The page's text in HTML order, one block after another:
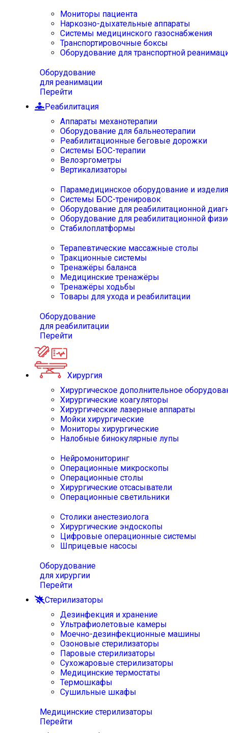
Мониторы пациента
Наркозно-дыхательные аппараты
Системы медицинского газоснабжения
Транспортировочные боксы
Оборудование для транспортной
Оборудование
для реанимации
Перейти
Реабилитация
Аппараты механотерапии
Оборудование для бальнеотерапии
Реабилитационные беговые дорожки
Системы БОС-терапии
Велоэргометры
Вертикализаторы
Парамедицинское оборудование и изделия
Системы БОС-тренировок
Оборудование для реабилитационной
Оборудование для реабилитационной
Стабилоплатформы
Терапевтические массажные столы
Тракционные системы
Тренажёры баланса
Медицинские тренажёры
Тренажёры ходьбы
Товары для ухода и реабилитации
Оборудование
для реабилитации
Перейти
Хирургия
Хирургическое дополнительное
Хирургические коагуляторы
Хирургические лазерные аппараты
Мойки хирургические
Мониторы хирургические
Налобные бинокулярные лупы
Нейромониторинг
Операционные микроскопы
Операционные столы
Хирургические отсасыватели
Операционные светильники
Столики анестезиолога
Хирургические эндоскопы
Цифровые операционные системы
Шприцевые насосы
Оборудование
для хирургии
Перейти
Стерилизаторы
Дезинфекция и хранение
Ультрафиолетовые камеры
Моечно-дезинфекционные машины
Озоновые стерилизаторы
Паровые стерилизаторы
Сухожаровые стерилизаторы
Медицинские термостаты
Термошкафы
Сушильные шкафы
Медицинские стерилизаторы
Перейти